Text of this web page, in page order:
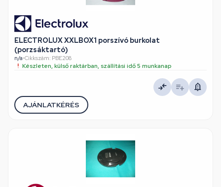
ELECTROLUX XXLBOX1 porszívó burkolat
(porzsáktartó)
n/a•Cikkszám: PBE208
Készleten, külső raktárban, szállítási idő 5 munkanap
AJÁNLATKÉRÉS